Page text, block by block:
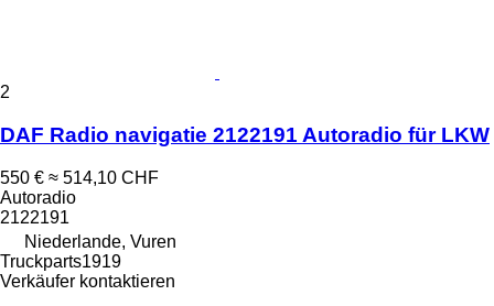
2
DAF Radio navigatie 2122191 Autoradio für LKW
550 € ≈ 514,10 CHF
Autoradio
2122191
Niederlande, Vuren
Truckparts1919
Verkäufer kontaktieren